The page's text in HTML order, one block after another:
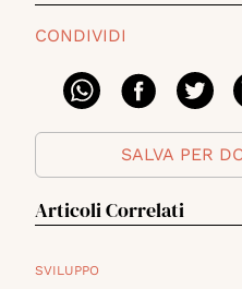
CONDIVIDI
SALVA PER
Articoli Correlati
SVILUPPO